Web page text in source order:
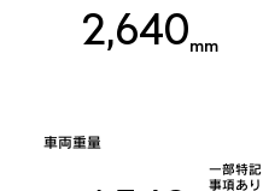
2,640mm
車両重量
一部特記
事項あり